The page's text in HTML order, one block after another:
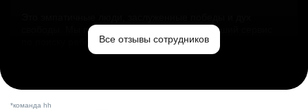
свободы. Мы помогаем миру и создаём лучший сервис
по поиску работы в стране.Все отзывы сотрудников
*команда hh